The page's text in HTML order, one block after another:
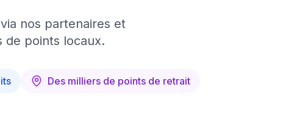
nos partenaires et
de points locaux.
Des milliers de points de retrait